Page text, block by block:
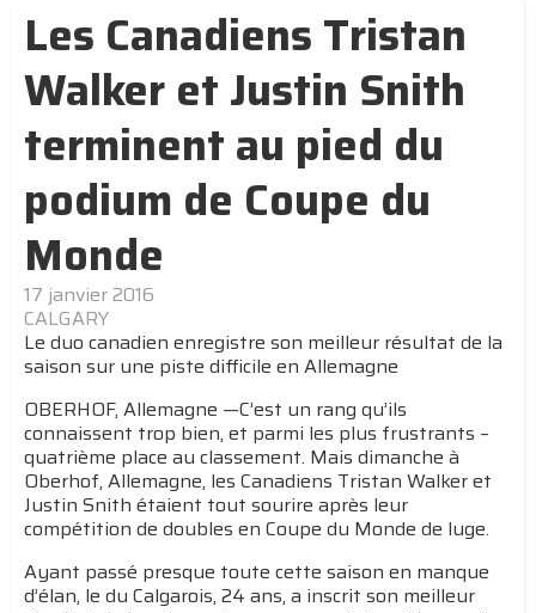
Les Canadiens Tristan
Walker et Justin Snith
terminent au pied du
podium de Coupe du
Monde
17 janvier 2016
CALGARY
Le duo canadien enregistre son meilleur résultat de la
saison sur une piste difficile en Allemagne
OBERHOF, Allemagne —C’est un rang qu’ils
connaissent trop bien, et parmi les plus frustrants –
quatrième place au classement. Mais dimanche à
Oberhof, Allemagne, les Canadiens Tristan Walker et
Justin Snith étaient tout sourire après leur
compétition de doubles en Coupe du Monde de luge.
Ayant passé presque toute cette saison en manque
d’élan, le du Calgarois, 24 ans, a inscrit son meilleur